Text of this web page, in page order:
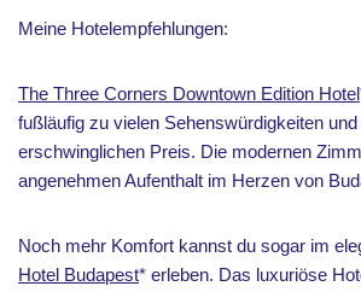
Meine Hotelempfehlungen:
The Three Corners Downtown Edition Hotel
fußläufig zu vielen Sehenswürdigkeiten
erschwinglichen Preis. Die modernen
angenehmen Aufenthalt im Herzen von
Noch mehr Komfort kannst du sogar im
Hotel Budapest* erleben. Das luxuriöse